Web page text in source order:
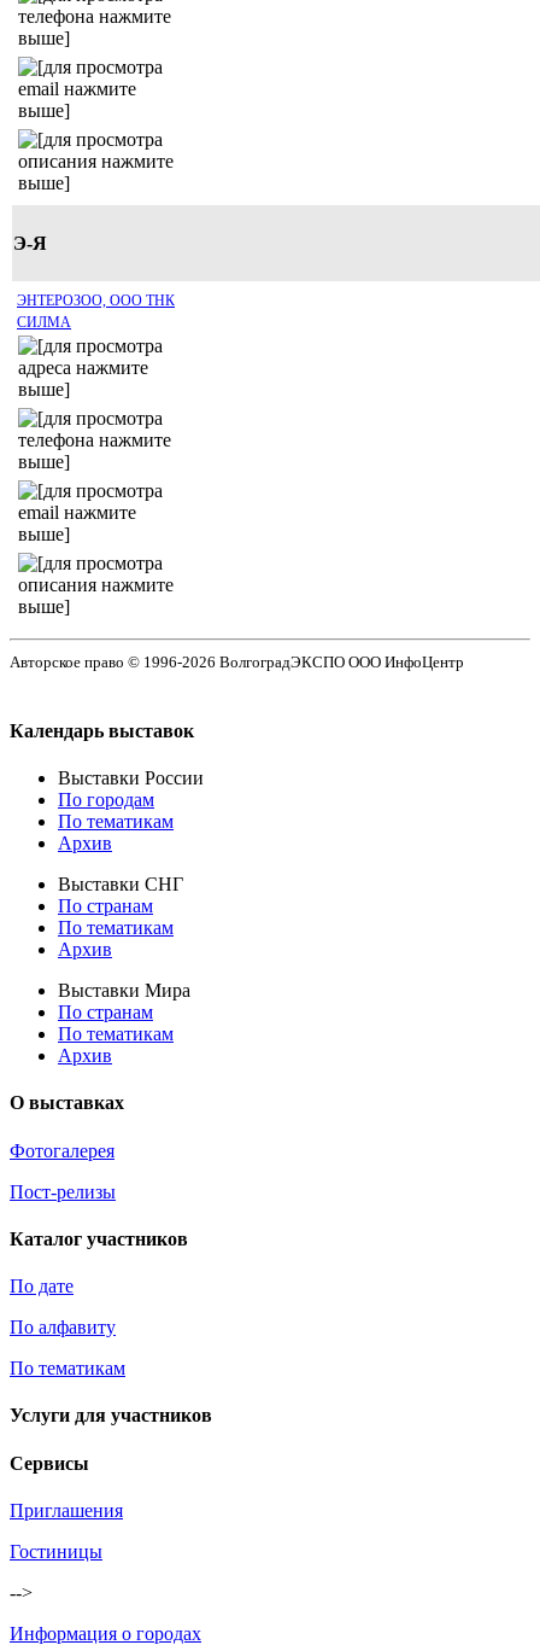
Э-Я
ЭНТЕРОЗОО, ООО ТНК
СИЛМА
Авторское право © 1996-2026 ВолгоградЭКСПО ООО ИнфоЦентр
Календарь выставок
Выставки России
По городам
По тематикам
Архив
Выставки СНГ
По странам
По тематикам
Архив
Выставки Мира
По странам
По тематикам
Архив
О выставках
Фотогалерея
Пост-релизы
Каталог участников
По дате
По алфавиту
По тематикам
Услуги для участников
Сервисы
Приглашения
Гостиницы
-->
Информация о городах